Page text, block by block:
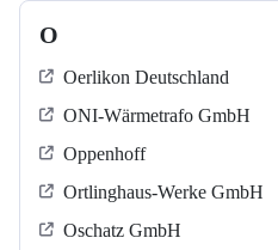
O
Oerlikon Deutschland
ONI-Wärmetrafo GmbH
Oppenhoff
Ortlinghaus-Werke GmbH
Oschatz GmbH